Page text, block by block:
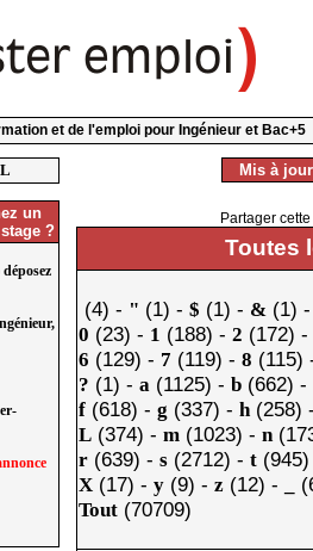
et de l'emploi pour Ingénieur et Bac+5
un
?
Mis à
Partager
Toutes
(4) - " (1) - $ (1) - &(1)
0 (23) - 1 (188) - 2 (172) -
6 (129) - 7 (119) - 8 (115)
? (1) - a(1125) - b(662) -
f(618) - g (337) - h(258)
L(374) - m(1023) - n
r(639) - s(2712) - t
X(17) - y(9) - z(12) -
Tout(70709)